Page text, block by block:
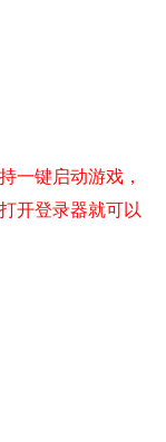
一键启动游戏，
开登录器就可以